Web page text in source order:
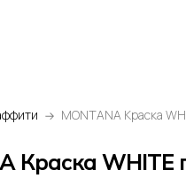
Краска WHITE